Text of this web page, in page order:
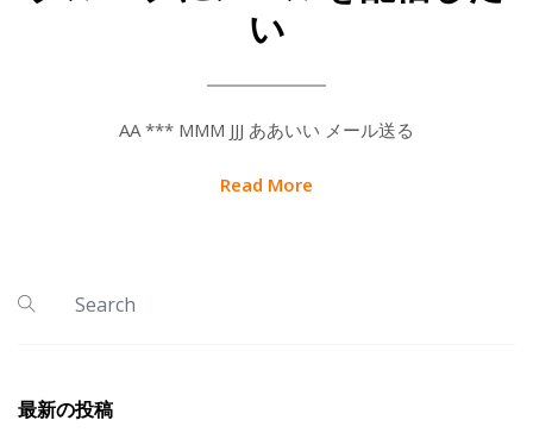
い
AA *** MMM JJJ ああいい メール送る
Read More
最新の投稿